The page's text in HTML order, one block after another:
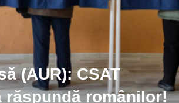
(AUR): CSAT
răspundă românilor!